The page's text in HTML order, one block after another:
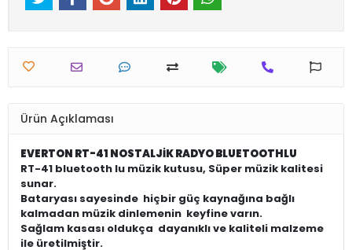
Ürün Açıklaması
EVERTON RT-41 NOSTALJİK RADYO BLUETOOTHLU
RT-41 bluetooth lu müzik kutusu, Süper müzik kalitesi
sunar.
Bataryası sayesinde hiçbir güç kaynağına bağlı
kalmadan müzik dinlemenin keyfine varın.
Sağlam kasası oldukça dayanıklı ve kaliteli malzeme
ile üretilmiştir.